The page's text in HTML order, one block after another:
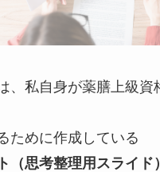
、私自身が薬膳上級資
ために作成している
（思考整理用スライ